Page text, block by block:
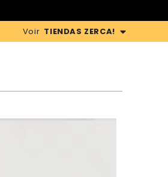
Voir TIENDAS ZERCA!